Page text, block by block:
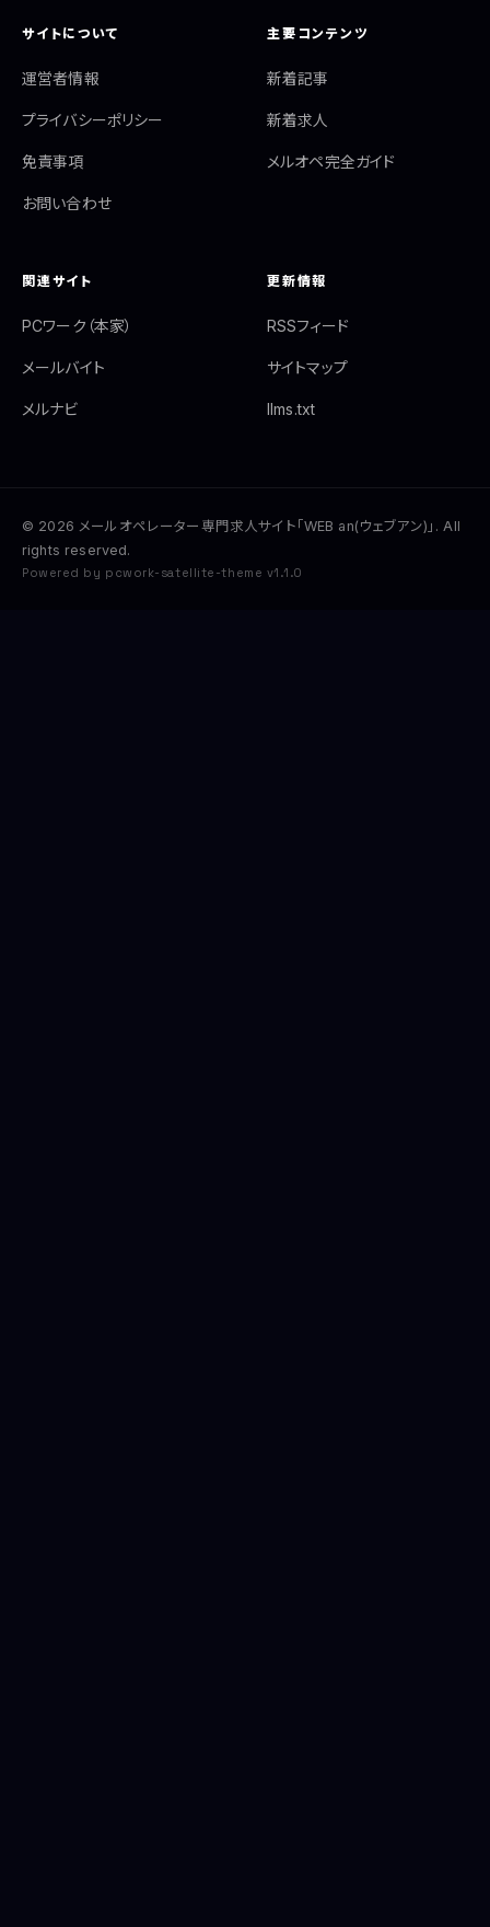
サイトについて
運営者情報
プライバシーポリシー
免責事項
お問い合わせ
主要コンテンツ
新着記事
新着求人
メルオペ完全ガイド
関連サイト
PCワーク（本家）
メールバイト
メルナビ
更新情報
RSSフィード
サイトマップ
llms.txt
© 2026 メールオペレーター専門求人サイト「WEB an(ウェブアン)」. All
rights reserved.
Powered by pcwork-satellite-theme v1.1.0